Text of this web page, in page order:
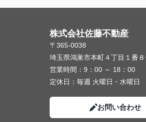
株式会社佐藤不動産
〒365-0038
埼玉県鴻巣市本町４丁目１番
営業時間： 9：00 ～ 18：00
定休日： 毎週 火曜日・水曜日
お問い合わせ